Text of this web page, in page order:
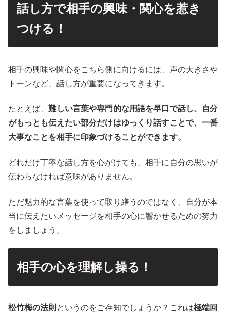
話し方で相手の興味・関心を惹き
つける！
相手の興味や関心をこちら側に向けるには、声の大きさや
トーンなど、話し方が重要になってきます。
たとえば、 難しい言葉や専門的な用語を早口で話し、自分
がもっとも伝えたい部分だけはゆっくり話すことで、一番
大事なことを相手に印象づけることができます。
どれだけ丁寧な話し方を心がけても、相手に自分の思いが
伝わらなければ意味がありません。
ただ魅力的な言葉を使って取り繕うのではなく、自分が本
当に伝えたいメッセージを相手の心に響かせるための努力
をしましょう。
相手の心を理解し操る！
松竹梅の法則 というのをご存知でしょうか？これは極端回